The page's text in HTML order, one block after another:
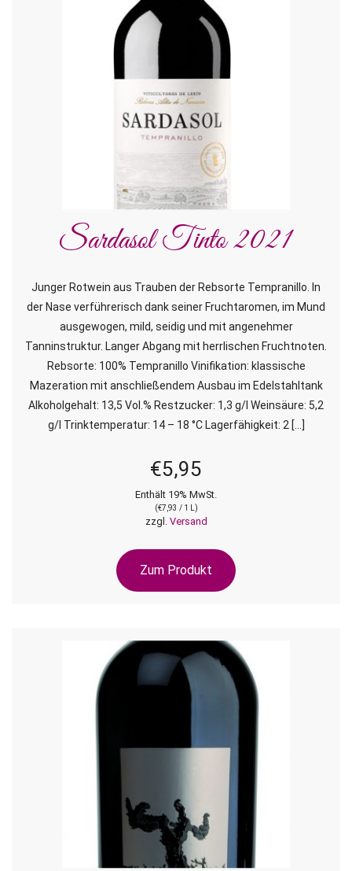
Sardasol Tinto 2021
Junger Rotwein aus Trauben der Rebsorte Tempranillo. In
der Nase verführerisch dank seiner Fruchtaromen, im Mund
ausgewogen, mild, seidig und mit angenehmer
Tanninstruktur. Langer Abgang mit herrlischen Fruchtnoten.
Rebsorte: 100% Tempranillo Vinifikation: klassische
Mazeration mit anschließendem Ausbau im Edelstahltank
Alkoholgehalt: 13,5 Vol.% Restzucker: 1,3 g/l Weinsäure: 5,2
g/l Trinktemperatur: 14 – 18 °C Lagerfähigkeit: 2 […]
€5,95
Enthält 19% MwSt.
(€7,93 / 1 L)
zzgl. Versand
Zum Produkt